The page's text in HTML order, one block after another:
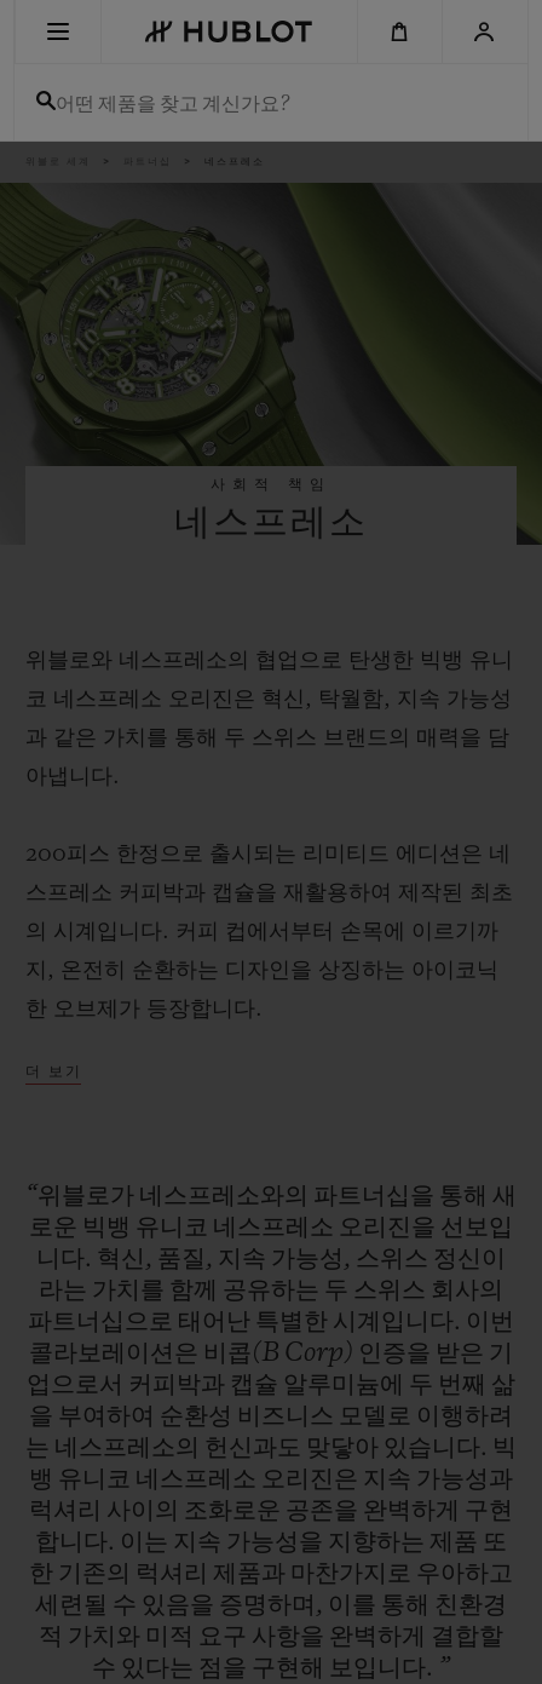
어떤 제품을 찾고 계신가요?
경
네스프레소
사회적 책임
네스프레소
위블로와 네스프레소의 협업으로 탄생한 빅뱅 유니
코 네스프레소 오리진은 혁신, 탁월함, 지속 가능성
과 같은 가치를 통해 두 스위스 브랜드의 매력을 담
아냅니다.
200피스 한정으로 출시되는 리미티드 에디션은 네
스프레소 커피박과 캡슐을 재활용하여 제작된 최초
의 시계입니다. 커피 컵에서부터 손목에 이르기까
지, 온전히 순환하는 디자인을 상징하는 아이코닉
한 오브제가 등장합니다.
위블로와 네스프레소의 혁신 정신에 힘입어 최초로
으로 탈바꿈합니다.
재생 알루미늄 캡슐은 시계의 케이스, 베젤, 크라
운, 푸셔를 구성합니다.
더 보기
“위블로가 네스프레소와의 파트너십을 통해 새
로운 빅뱅 유니코 네스프레소 오리진을 선보입
니다. 혁신, 품질, 지속 가능성, 스위스 정신이
라는 가치를 함께 공유하는 두 스위스 회사의
파트너십으로 태어난 특별한 시계입니다. 이번
콜라보레이션은 비콥(B Corp) 인증을 받은 기
업으로서 커피박과 캡슐 알루미늄에 두 번째 삶
을 부여하여 순환성 비즈니스 모델로 이행하려
는 네스프레소의 헌신과도 맞닿아 있습니다. 빅
뱅 유니코 네스프레소 오리진은 지속 가능성과
럭셔리 사이의 조화로운 공존을 완벽하게 구현
합니다. 이는 지속 가능성을 지향하는 제품 또
한 기존의 럭셔리 제품과 마찬가지로 우아하고
세련될 수 있음을 증명하며, 이를 통해 친환경
적 가치와 미적 요구 사항을 완벽하게 결합할
수 있다는 점을 구현해 보입니다. ”
최근 검색이 없습니다
신제품
5+5 워런티
무료 배송 & 반품
안전한 결제
연락처
부티크 검색